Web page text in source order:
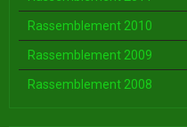
Rassemblement 2010
Rassemblement 2009
Rassemblement 2008